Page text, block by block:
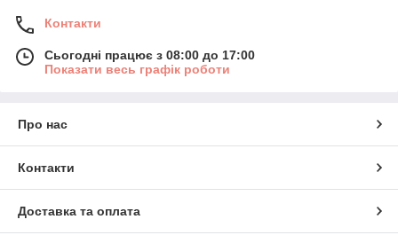
Контакти
Сьогодні працює з 08:00 до 17:00
Показати весь графік роботи
Про нас
Контакти
Доставка та оплата